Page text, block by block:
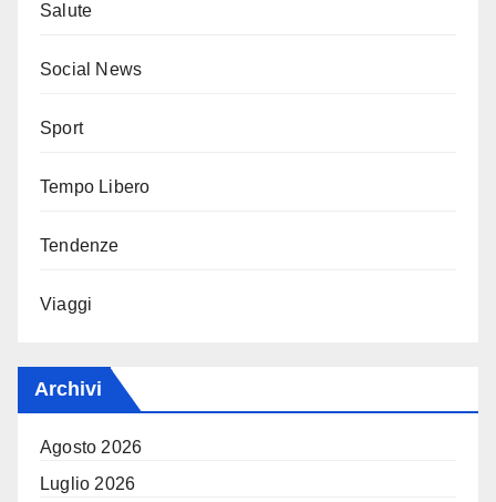
Salute
Social News
Sport
Tempo Libero
Tendenze
Viaggi
Archivi
Agosto 2026
Luglio 2026